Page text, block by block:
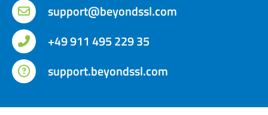
support@beyondssl.com
+49 911 495 229 35
support.beyondssl.com